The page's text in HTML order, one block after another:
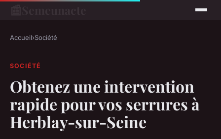
Accueil›Société
SOCIÉTÉ
Obtenez une intervention
rapide pour vos serrures à
Herblay-sur-Seine